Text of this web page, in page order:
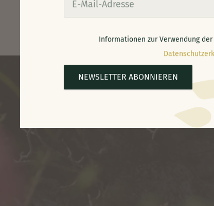
Informationen zur Verwendung
NEWSLETTER ABONNIEREN